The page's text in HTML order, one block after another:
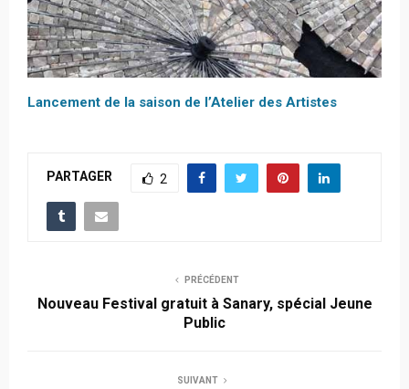
Lancement de la saison de l’Atelier des Artistes
PARTAGER 2
PRÉCÉDENT
Nouveau Festival gratuit à Sanary, spécial Jeune
Public
SUIVANT